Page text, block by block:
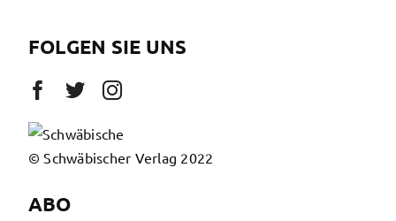
FOLGEN SIE UNS
© Schwäbischer Verlag 2022
ABO